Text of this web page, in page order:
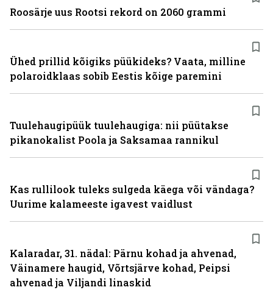
Roosärje uus Rootsi rekord on 2060 grammi
Ühed prillid kõigiks püükideks? Vaata, milline
polaroidklaas sobib Eestis kõige paremini
Tuulehaugipüük tuulehaugiga: nii püütakse
pikanokalist Poola ja Saksamaa rannikul
Kas rullilook tuleks sulgeda käega või vändaga?
Uurime kalameeste igavest vaidlust
Kalaradar, 31. nädal: Pärnu kohad ja ahvenad,
Väinamere haugid, Võrtsjärve kohad, Peipsi
ahvenad ja Viljandi linaskid